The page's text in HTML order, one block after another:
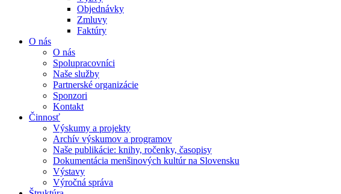
Objednávky
Zmluvy
Faktúry
O nás
O nás
Spolupracovníci
Naše služby
Partnerské organizácie
Sponzori
Kontakt
Činnosť
Výskumy a projekty
Archív výskumov a programov
Naše publikácie: knihy, ročenky, časopisy
Dokumentácia menšinových kultúr na Slovensku
Výstavy
Výročná správa